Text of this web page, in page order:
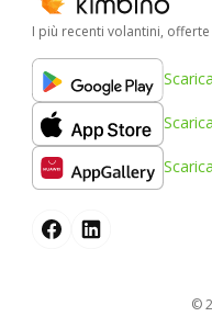
I più recenti volantini,
©